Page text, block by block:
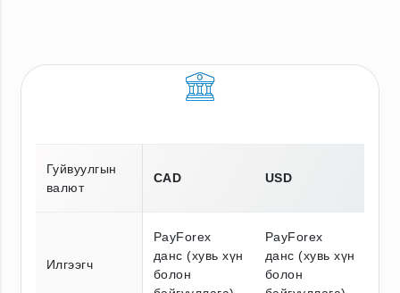
Гуйвуулгын
валют
CAD USD
Илгээгч
PayForex
данс (хувь хүн
болон
PayForex
данс (хувь хүн
болон